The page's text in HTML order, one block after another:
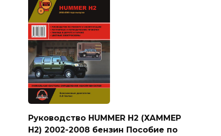
Руководство HUMMER H2 (ХАММЕР
Н2) 2002-2008 бензин Пособие по